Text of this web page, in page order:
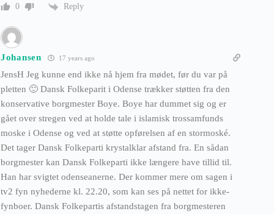
0 Reply
Johansen 17 years ago
JensH Jeg kunne end ikke nå hjem fra mødet, før du var på
pletten 🙂 Dansk Folkeparit i Odense trækker støtten fra den
konservative borgmester Boye. Boye har dummet sig og er
gået over stregen ved at holde tale i islamisk trossamfunds
moske i Odense og ved at støtte opførelsen af en stormoské.
Det tager Dansk Folkeparti krystalklar afstand fra. En sådan
borgmester kan Dansk Folkeparti ikke længere have tillid til.
Han har svigtet odenseanerne. Der kommer mere om sagen i
tv2 fyn nyhederne kl. 22.20, som kan ses på nettet for ikke-
fynboer. Dansk Folkepartis afstandstagen fra borgmesteren